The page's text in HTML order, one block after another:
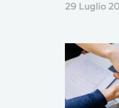
29 Luglio